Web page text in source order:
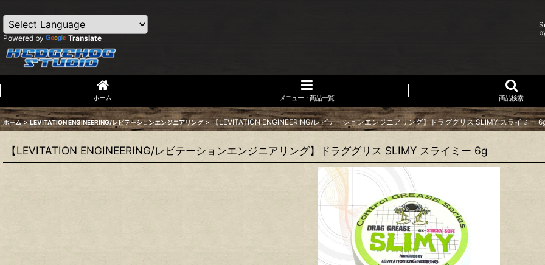
Powered by Translate
ホーム メニュー・商品一覧 商品検索
ホーム > LEVITATION ENGINEERING/レビテーションエンジニアリング > 【LEVITATION ENGINEERING/レビテーションエンジニアリング】ドラググリス SLIMY スライミー
【LEVITATION ENGINEERING/レビテーションエンジニアリング】ドラググリス SLIMY スライミー 6g